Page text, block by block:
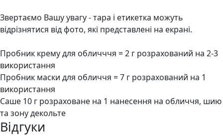
Звертаємо Вашу увагу - тара і етикетка можуть
відрізнятися від фото, які представлені на екрані.
Пробник крему для обличччя = 2 г розрахований на 2-3
використання
Пробник маски для обличчя = 7 г розрахований на 1
використання
Саше 10 г розраховане на 1 нанесення на обличчя, шию
та зону декольте
Відгуки